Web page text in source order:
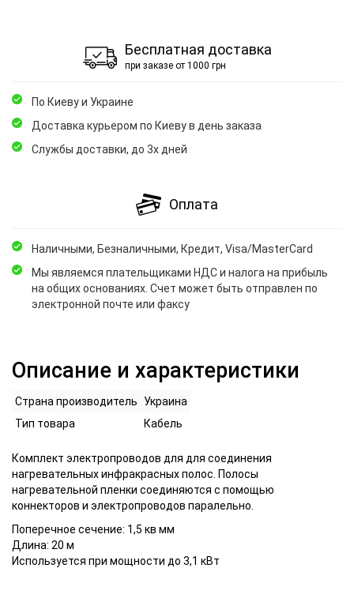
Бесплатная доставка
при заказе от 1000 грн
По Киеву и Украине
Доставка курьером по Киеву в день заказа
Службы доставки, до 3х дней
Оплата
Наличными, Безналичными, Кредит, Visa/MasterCard
Мы являемся плательщиками НДС и налога на прибыль
на общих основаниях. Счет может быть отправлен по
электронной почте или факсу
Описание и характеристики
Страна производитель
Украина
Тип товара
Кабель
Комплект электропроводов для для соединения
нагревательных инфракрасных полос. Полосы
нагревательной пленки соединяются с помощью
коннекторов и электропроводов паралельно.
Поперечное сечение: 1,5 кв мм
Длина: 20 м
Используется при мощности до 3,1 кВт